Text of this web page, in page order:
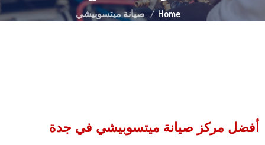
Home صيانة ميتسوبيشي
أفضل مركز صيانة ميتسوبيشي في جدة